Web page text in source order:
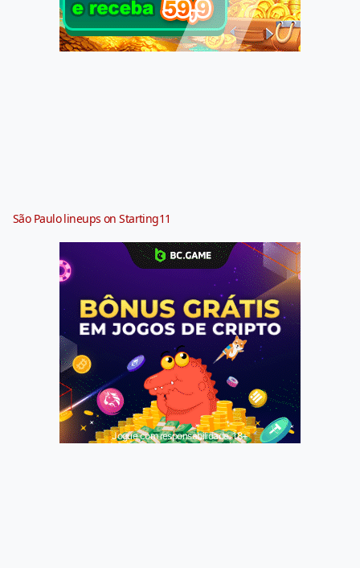
São Paulo lineups on Starting11
Jogue com responsabilidade. 18+